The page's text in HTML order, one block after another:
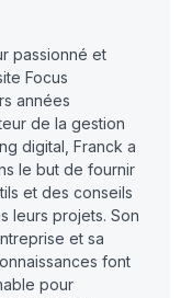
passionné et
Focus
années
de la gestion
digital, Franck a
le but de fournir
et des conseils
leurs projets. Son
et sa
font
pour